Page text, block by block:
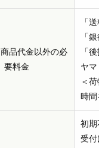
商品代金以外の必
要料金
「
「
「
ヤ
＜
時間
初期
受付